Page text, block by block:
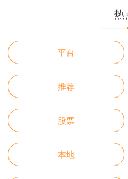
热
平台
推荐
股票
本地